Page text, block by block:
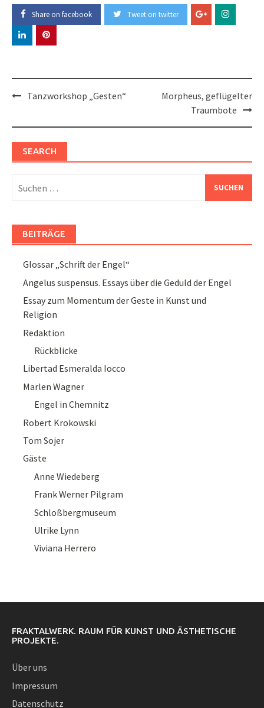
Share on facebook Tweet on twitter
PostTanzworkshop „Gesten“
Morpheus, geflügelter
Traumbote
SEARCH
nach:
BEITRÄGE
Glossar „Schrift der Engel“
Angelus suspensus. Essays über die Geduld der Engel
Essay zum Momentum der Geste in Kunst und
Religion
Redaktion
Rückblicke
Libertad Esmeralda Iocco
Marlen Wagner
Engel in Chemnitz
Robert Krokowski
Tom Sojer
Gäste
Anne Wiedeberg
Frank Werner Pilgram
Schloßbergmuseum
Ulrike Lynn
Viviana Herrero
FRAKTALWERK. RAUM FÜR KUNST UND ÄSTHETISCHE
PROJEKTE.
Über uns
Impressum
Datenschutz